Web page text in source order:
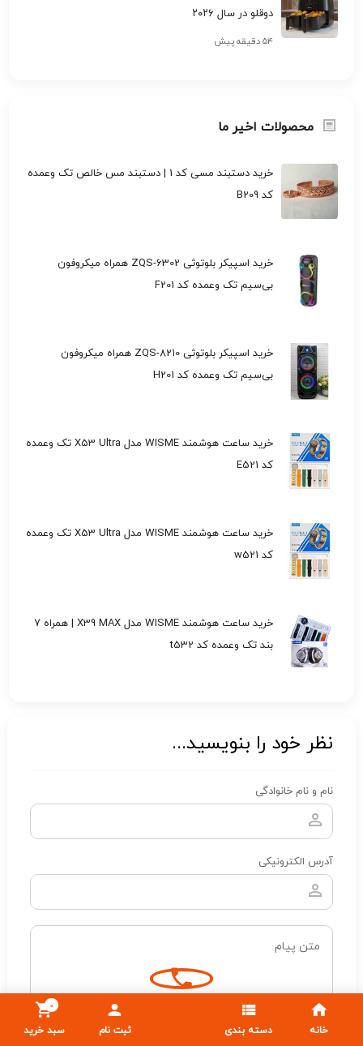
دوقلو در سال ۲۰۲۶
۵۴ دقیقه پیش
محصولات اخیر ما
خرید دستبند مسی کد 1 | دستبند مس خالص تک وعمده
کد B209
خرید اسپیکر بلوتوثی ZQS-6302 همراه میکروفون
بی‌سیم تک وعمده کد F201
خرید اسپیکر بلوتوثی ZQS-8210 همراه میکروفون
بی‌سیم تک وعمده کد H201
خرید ساعت هوشمند WISME مدل X53 Ultra تک وعمده
کد E521
خرید ساعت هوشمند WISME مدل X53 Ultra تک وعمده
کد w521
خرید ساعت هوشمند WISME مدل X39 MAX | همراه 7
بند تک وعمده کد t532
نظر خود را بنویسید...
نام و نام خانوادگی
آدرس الکترونیکی
خانه دسته بندی ثبت نام سبد خرید
0